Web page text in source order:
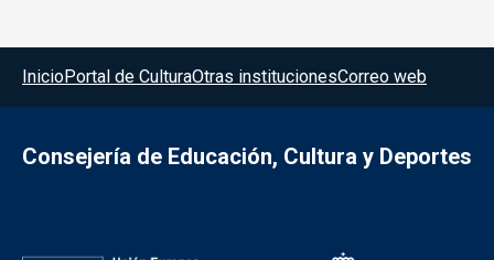
Menú del pie
InicioPortal de CulturaOtras institucionesCorreo web
Consejería de Educación, Cultura y Deportes